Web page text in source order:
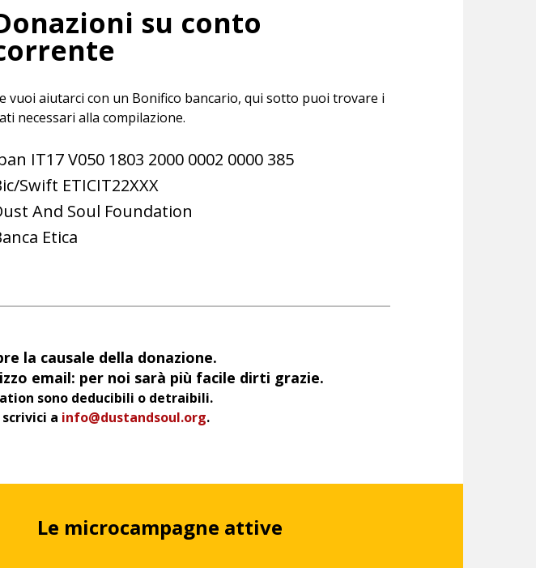
su conto
vuoi aiutarci con un Bonifico bancario, qui sotto puoi trovare i
necessari alla compilazione.
IT17 V050 1803 2000 0002 0000 385
Swift ETICIT22XXX
And Soul Foundation
Etica
la causale della donazione.
email: per noi sarà più facile dirti grazie.
sono deducibili o detraibili.
a info@dustandsoul.org.
Le microcampagne attive